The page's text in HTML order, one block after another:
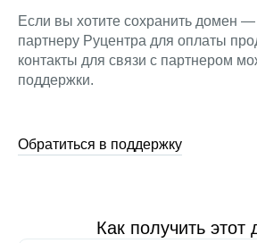
Если вы хотите сохранить домен —
партнеру Руцентра для оплаты
контакты для связи с партнером
поддержки.
Обратиться в поддержку
Как получить этот